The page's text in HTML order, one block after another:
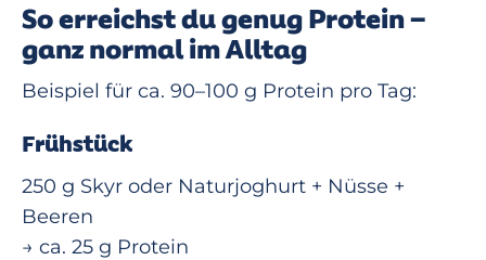
So erreichst du genug Protein –
ganz normal im Alltag
Beispiel für ca. 90–100 g Protein pro Tag:
Frühstück
250 g Skyr oder Naturjoghurt + Nüsse +
Beeren
→ ca. 25 g Protein